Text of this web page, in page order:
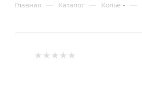
Главная — Каталог — Колье —